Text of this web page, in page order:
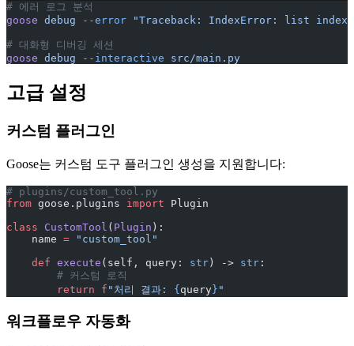
# 에러 로그 분석
goose debug --error "Traceback: IndexError: list index
# 대화형 디버깅 세션
goose debug --interactive src/main.py
고급 설정
커스텀 플러그인
Goose는 커스텀 도구 플러그인 생성을 지원합니다:
# plugins/custom_tool.py
from goose.plugins import Plugin
class CustomTool ( Plugin ):
    name
= "custom_tool"
    def
execute (self, query: str) -> str :
        # 커스텀 로직
        return
f "처리 결과: {query} "
워크플로우 자동화